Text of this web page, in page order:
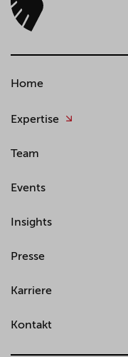
Home
Expertise
Team
Events
Insights
Presse
Karriere
Kontakt